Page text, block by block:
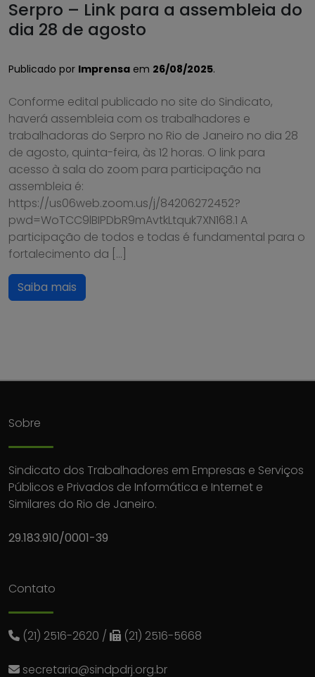
Serpro – Link para a assembleia do
dia 28 de agosto
Publicado por Imprensa em 26/08/2025.
Conforme edital publicado no site do Sindicato,
haverá assembleia com os trabalhadores e
trabalhadoras do Serpro no Rio de Janeiro no dia 28
de agosto, quinta-feira, às 12 horas. O link para
acesso à sala do zoom para participação na
assembleia é:
https://us06web.zoom.us/j/84206272452?
pwd=WoTCC9lBIPDbR9mAvtkLtquk7XN168.1 A
participação de todos e todas é fundamental para o
fortalecimento da […]
Saiba mais
Sobre
Sindicato dos Trabalhadores em Empresas e Serviços
Públicos e Privados de Informática e Internet e
Similares do Rio de Janeiro.
29.183.910/0001-39
Contato
(21) 2516-2620 / (21) 2516-5668
secretaria@sindpdrj.org.br